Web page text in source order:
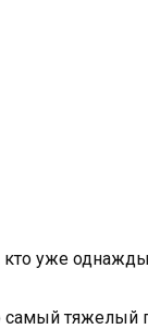
уже
тяжелый